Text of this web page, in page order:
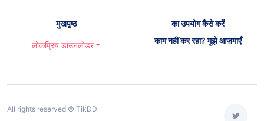
मुखपृष्ठ का उपयोग कैसे करें
लोकप्रिय डाउनलोडर काम नहीं कर रहा? मुझे आज़माएँ
All rights reserved © TikDD